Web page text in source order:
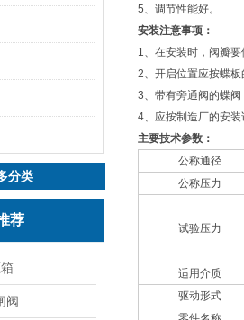
分类
荐
阀
5、调节性能好。
安装注意事项：
1、在安装时，阀瓣
2、开启位置应按蝶
3、带有旁通阀的蝶
4、应按制造厂的安
主要技术参数：
公称通径
公称压力
试验压力
适用介质
驱动形式